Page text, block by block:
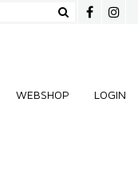
WEBSHOP LOGIN